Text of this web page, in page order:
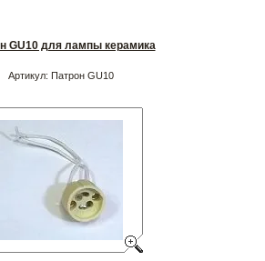
GU10 для лампы керамика
Артикул: Патрон GU10